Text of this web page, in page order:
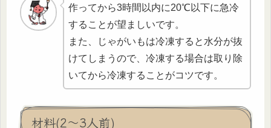
作ってから3時間以内に20℃以下に急冷
することが望ましいです。
また、じゃがいもは冷凍すると水分が抜
けてしまうので、冷凍する場合は取り除
いてから冷凍することがコツです。
材料(2～3人前)